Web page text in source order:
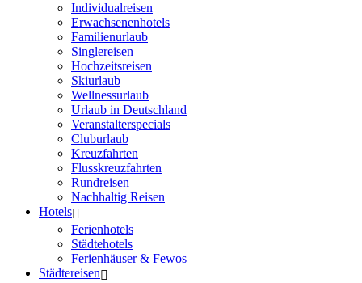
Individualreisen
Erwachsenenhotels
Familienurlaub
Singlereisen
Hochzeitsreisen
Skiurlaub
Wellnessurlaub
Urlaub in Deutschland
Veranstalterspecials
Cluburlaub
Kreuzfahrten
Flusskreuzfahrten
Rundreisen
Nachhaltig Reisen
Hotels
Ferienhotels
Städtehotels
Ferienhäuser & Fewos
Städtereisen